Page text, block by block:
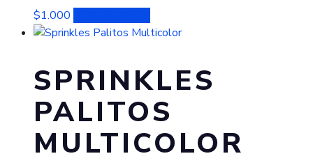
$1.000
SPRINKLES
PALITOS
MULTICOLOR